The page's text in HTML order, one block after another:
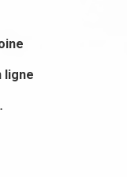
ligne